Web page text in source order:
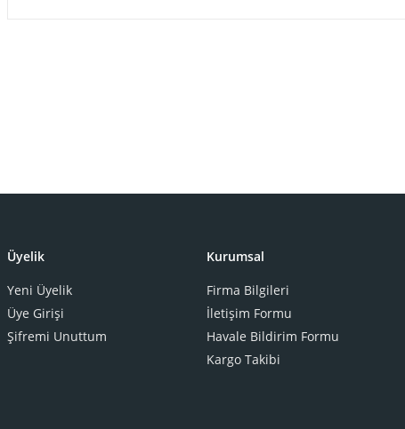
Üyelik
Yeni Üyelik
Üye Girişi
Şifremi Unuttum
Kurumsal
Firma Bilgileri
İletişim Formu
Havale Bildirim Formu
Kargo Takibi